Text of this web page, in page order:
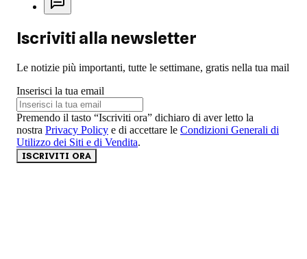
Iscriviti alla newsletter
Le notizie più importanti, tutte le settimane, gratis nella tua mail
Inserisci la tua email
Premendo il tasto “Iscriviti ora” dichiaro di aver letto la
nostra Privacy Policy e di accettare le Condizioni Generali di
Utilizzo dei Siti e di Vendita.
ISCRIVITI ORA